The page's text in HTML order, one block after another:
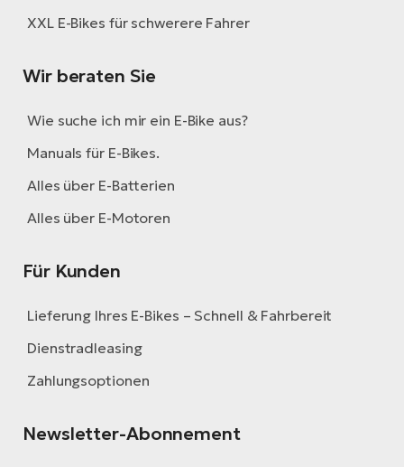
XXL E-Bikes für schwerere Fahrer
Wir beraten Sie
Wie suche ich mir ein E-Bike aus?
Manuals für E-Bikes.
Alles über E-Batterien
Alles über E-Motoren
Für Kunden
Lieferung Ihres E-Bikes – Schnell & Fahrbereit
Dienstradleasing
Zahlungsoptionen
Newsletter-Abonnement